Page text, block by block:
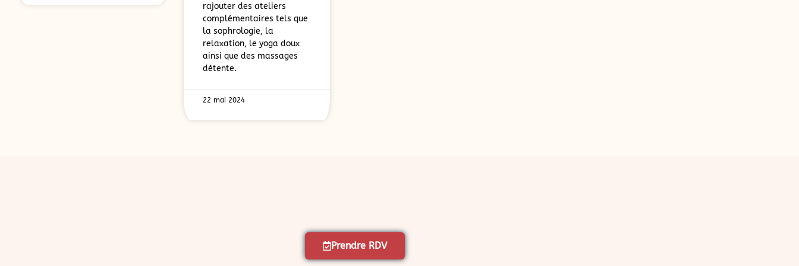
rajouter des ateliers
complémentaires tels que
la sophrologie, la
relaxation, le yoga doux
ainsi que des massages
détente.
22 mai 2024
Prendre RDV